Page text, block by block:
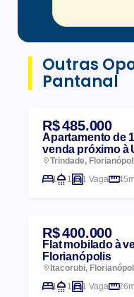
Outras
Pantanal
R$ 485.000
Apartamento de
venda próximo à
Trindade,
1
1 1 Vaga
R$ 400.000
Flat mobilado à
Florianópolis
Itacorubi,
1
1 1 Vaga